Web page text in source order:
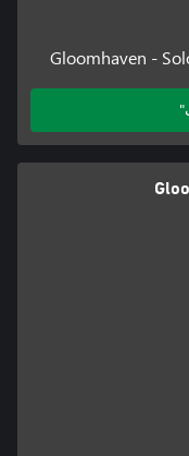
Gloomhaven -